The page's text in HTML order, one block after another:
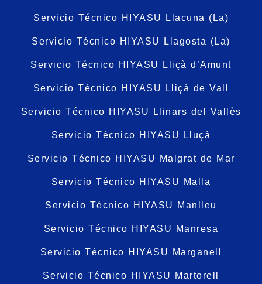
Servicio Técnico HIYASU Llacuna (La)
Servicio Técnico HIYASU Llagosta (La)
Servicio Técnico HIYASU Lliçà d’Amunt
Servicio Técnico HIYASU Lliçà de Vall
Servicio Técnico HIYASU Llinars del Vallès
Servicio Técnico HIYASU Lluçà
Servicio Técnico HIYASU Malgrat de Mar
Servicio Técnico HIYASU Malla
Servicio Técnico HIYASU Manlleu
Servicio Técnico HIYASU Manresa
Servicio Técnico HIYASU Marganell
Servicio Técnico HIYASU Martorell